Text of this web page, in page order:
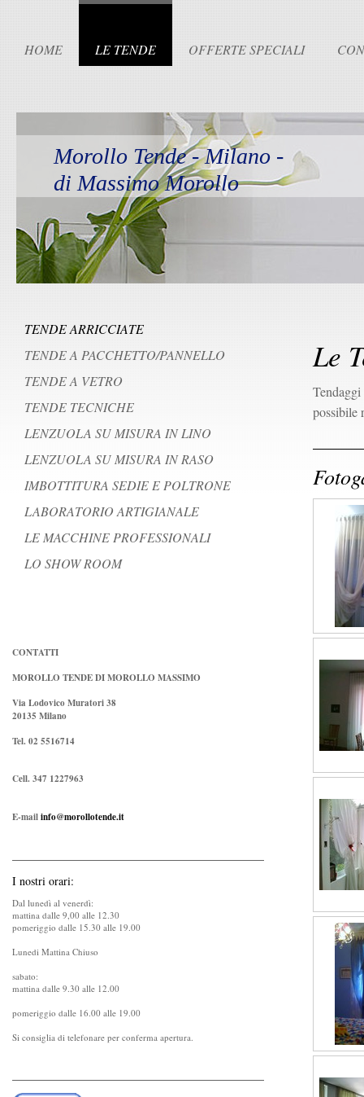
HOME LE TENDE OFFERTE SPECIALI
Morollo Tende - Milano -
di Massimo Morollo
Le
possibile
TENDE ARRICCIATE
TENDE A PACCHETTO/PANNELLO
TENDE A VETRO
TENDE TECNICHE
LENZUOLA SU MISURA IN LINO
LENZUOLA SU MISURA IN RASO
IMBOTTITURA SEDIE E POLTRONE
LABORATORIO ARTIGIANALE
LE MACCHINE PROFESSIONALI
LO SHOW ROOM
CONTATTI
MOROLLO TENDE DI MOROLLO MASSIMO
Via Lodovico Muratori 38
20135 Milano
Tel. 02 5516714
Cell. 347 1227963
E-mailinfo@morollotende.it
I nostri orari:
Dal lunedì al venerdì:
mattina dalle 9,00 alle 12.30
pomeriggio dalle 15.30 alle 19.00
Lunedi Mattina Chiuso
sabato:
mattina dalle 9.30 alle 12.00
pomeriggio dalle 16.00 alle 19.00
Si consiglia di telefonare per conferma apertura.